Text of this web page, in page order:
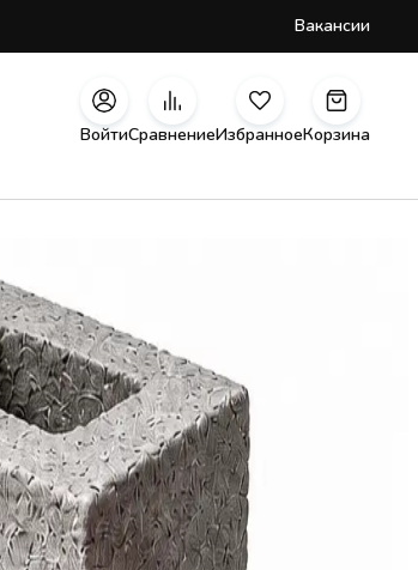
Вакансии
ВойтиСравнениеИзбранноеКорзина